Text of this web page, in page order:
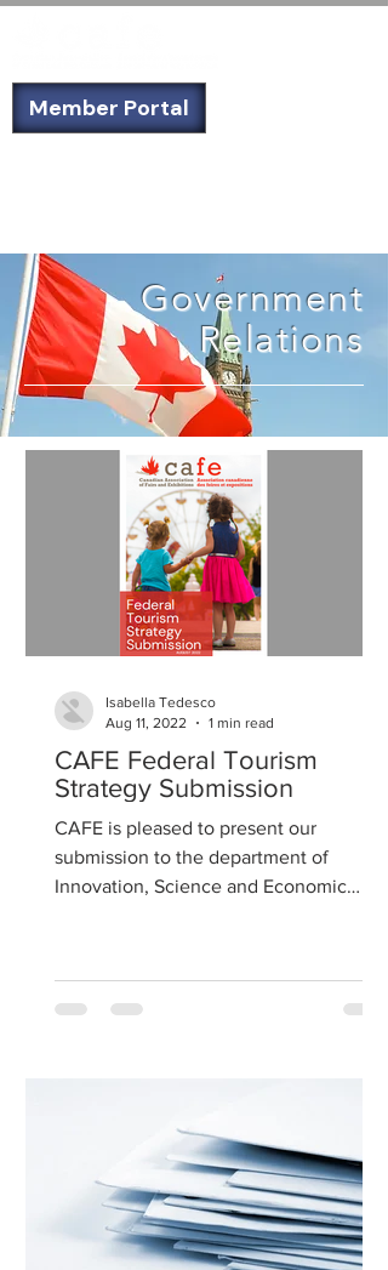
Member Portal
Government
Relations
CAFE Federal Tourism
Strategy Submission
CAFE is pleased to present our
submission to the department of
Innovation, Science and Economic
Isabella Tedesco
Aug 11, 2022
1 min read